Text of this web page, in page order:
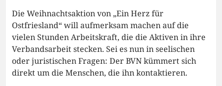
Die Weihnachtsaktion von „Ein Herz für
Ostfriesland“ will aufmerksam machen auf die
vielen Stunden Arbeitskraft, die die Aktiven in ihre
Verbandsarbeit stecken. Sei es nun in seelischen
oder juristischen Fragen: Der BVN kümmert sich
direkt um die Menschen, die ihn kontaktieren.